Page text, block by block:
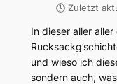
🕓 Zuletzt
In dieser aller
und wieso ich
sondern auch,